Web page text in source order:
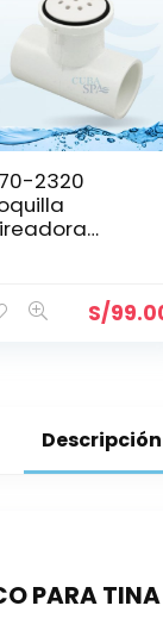
2320
S/
Descripción
PARA